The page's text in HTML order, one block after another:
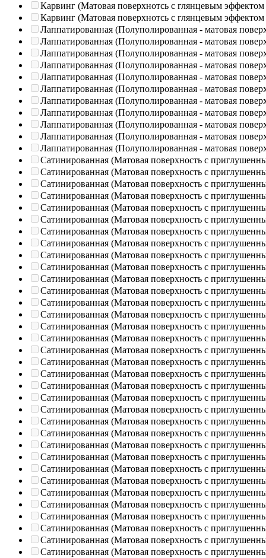
Карвинг (Матовая поверхнотсь с глянцевым эффектом
Карвинг (Матовая поверхнотсь с глянцевым эффектом
Лаппатированная (Полуполированная - матовая
Лаппатированная (Полуполированная - матовая
Лаппатированная (Полуполированная - матовая
Лаппатированная (Полуполированная - матовая
Лаппатированная (Полуполированная - матовая
Лаппатированная (Полуполированная - матовая
Лаппатированная (Полуполированная - матовая
Лаппатированная (Полуполированная - матовая
Лаппатированная (Полуполированная - матовая
Лаппатированная (Полуполированная - матовая
Лаппатированная (Полуполированная - матовая
Сатинированная (Матовая поверхность с
Сатинированная (Матовая поверхность с
Сатинированная (Матовая поверхность с
Сатинированная (Матовая поверхность с
Сатинированная (Матовая поверхность с
Сатинированная (Матовая поверхность с
Сатинированная (Матовая поверхность с
Сатинированная (Матовая поверхность с
Сатинированная (Матовая поверхность с
Сатинированная (Матовая поверхность с
Сатинированная (Матовая поверхность с
Сатинированная (Матовая поверхность с
Сатинированная (Матовая поверхность с
Сатинированная (Матовая поверхность с
Сатинированная (Матовая поверхность с
Сатинированная (Матовая поверхность с
Сатинированная (Матовая поверхность с
Сатинированная (Матовая поверхность с
Сатинированная (Матовая поверхность с
Сатинированная (Матовая поверхность с
Сатинированная (Матовая поверхность с
Сатинированная (Матовая поверхность с
Сатинированная (Матовая поверхность с
Сатинированная (Матовая поверхность с
Сатинированная (Матовая поверхность с
Сатинированная (Матовая поверхность с
Сатинированная (Матовая поверхность с
Сатинированная (Матовая поверхность с
Сатинированная (Матовая поверхность с
Сатинированная (Матовая поверхность с
Сатинированная (Матовая поверхность с
Сатинированная (Матовая поверхность с
Сатинированная (Матовая поверхность с
Сатинированная (Матовая поверхность с